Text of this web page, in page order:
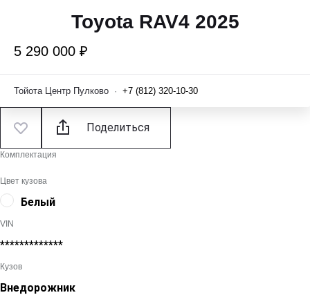
Toyota RAV4 2025
5 290 000 ₽
Тойота Центр Пулково · +7 (812) 320-10-30
Поделиться
Комплектация
Цвет кузова
Белый
VIN
*************
Кузов
Внедорожник